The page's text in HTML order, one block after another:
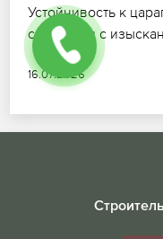
Устойчивость к
сочетании с
16.07.2026